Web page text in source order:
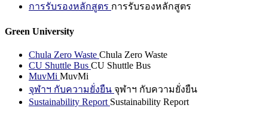
การรับรองหลักสูตร การรับรองหลักสูตร
Green University
Chula Zero Waste Chula Zero Waste
CU Shuttle Bus CU Shuttle Bus
MuvMi MuvMi
จุฬาฯ กับความยั่งยืน จุฬาฯ กับความยั่งยืน
Sustainability Report Sustainability Report